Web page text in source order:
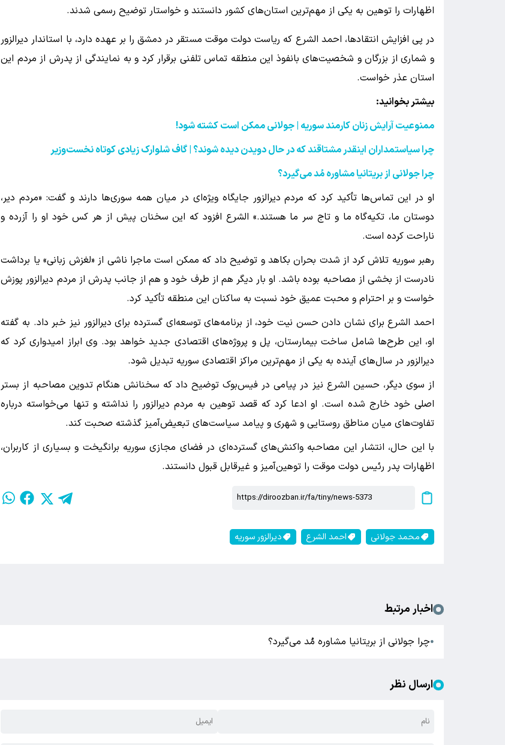
اظهارات را توهین به یکی از مهم‌ترین استان‌های کشور دانستند و خواستار توضیح رسمی شدند.
در پی افزایش انتقادها، احمد الشرع که ریاست دولت موقت مستقر در دمشق را بر عهده دارد، با استاندار دیرالزور
و شماری از بزرگان و شخصیت‌های بانفوذ این منطقه تماس تلفنی برقرار کرد و به نمایندگی از پدرش از مردم این
استان عذر خواست.
بیشتر بخوانید:
ممنوعیت آرایش زنان کارمند سوریه | جولانی ممکن است کشته شود!
چرا سیاستمداران اینقدر مشتاقند که در حال دویدن دیده شوند؟ | گاف شلوارک زیادی کوتاه نخست‌وزیر
چرا جولانی از بریتانیا مشاوره مُد می‌گیرد؟
او در این تماس‌ها تأکید کرد که مردم دیرالزور جایگاه ویژه‌ای در میان همه سوری‌ها دارند و گفت: «مردم دیر،
دوستان ما، تکیه‌گاه ما و تاج سر ما هستند.» الشرع افزود که این سخنان پیش از هر کس خود او را آزرده و
ناراحت کرده است.
رهبر سوریه تلاش کرد از شدت بحران بکاهد و توضیح داد که ممکن است ماجرا ناشی از «لغزش زبانی» یا برداشت
نادرست از بخشی از مصاحبه بوده باشد. او بار دیگر هم از طرف خود و هم از جانب پدرش از مردم دیرالزور پوزش
خواست و بر احترام و محبت عمیق خود نسبت به ساکنان این منطقه تأکید کرد.
احمد الشرع برای نشان دادن حسن نیت خود، از برنامه‌های توسعه‌ای گسترده برای دیرالزور نیز خبر داد. به گفته
او، این طرح‌ها شامل ساخت بیمارستان، پل و پروژه‌های اقتصادی جدید خواهد بود. وی ابراز امیدواری کرد که
دیرالزور در سال‌های آینده به یکی از مهم‌ترین مراکز اقتصادی سوریه تبدیل شود.
از سوی دیگر، حسین الشرع نیز در پیامی در فیس‌بوک توضیح داد که سخنانش هنگام تدوین مصاحبه از بستر
اصلی خود خارج شده است. او ادعا کرد که قصد توهین به مردم دیرالزور را نداشته و تنها می‌خواسته درباره
تفاوت‌های میان مناطق روستایی و شهری و پیامد سیاست‌های تبعیض‌آمیز گذشته صحبت کند.
با این حال، انتشار این مصاحبه واکنش‌های گسترده‌ای در فضای مجازی سوریه برانگیخت و بسیاری از کاربران،
اظهارات پدر رئیس دولت موقت را توهین‌آمیز و غیرقابل قبول دانستند.
محمد جولانی احمد الشرع دیرالزور سوریه
اخبار مرتبط
●چرا جولانی از بریتانیا مشاوره مُد می‌گیرد؟
ارسال نظر